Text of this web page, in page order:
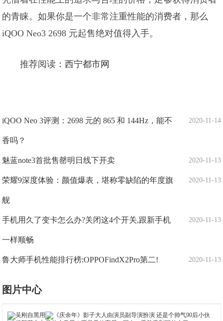
的青睐。如果你是一个非常注重性能的消费者，那么
iQOO Neo3 2698 元起售绝对值得入手。
推荐阅读：西宁都市网
2020-11-14
iQOO Neo 3评测：2698 元的 865 和 144Hz，能不
香吗？
2020-11-13
魅蓝note3首批售罄明日线下开卖
2020-11-13
荣耀9深度体验：颜值爆表，堪称零缺陷的年度旗
舰
2020-11-13
手机用久了变卡怎么办?关闭这4个开关,跟新手机
一样顺畅
2020-11-13
鲁大师手机性能排行榜:OPPOFindX2Pro第二!
图片中心